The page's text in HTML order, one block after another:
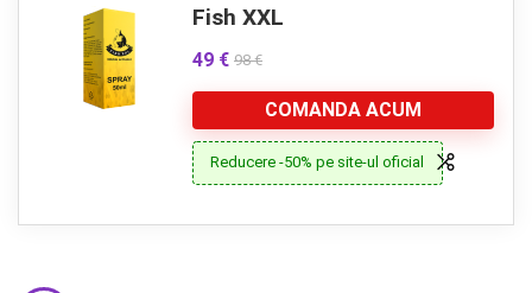
Fish XXL
49 € 98 €
COMANDA ACUM
Reducere -50% pe site-ul oficial